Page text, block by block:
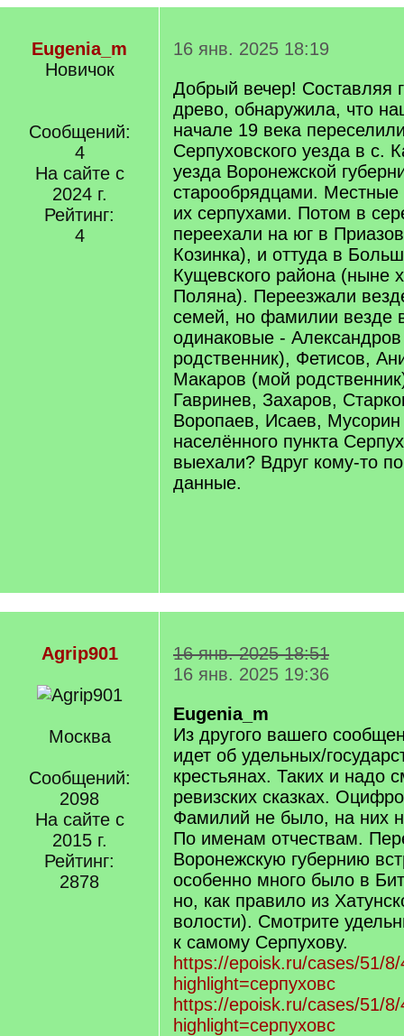
Eugenia_m
Новичок
Сообщений:
4
На сайте с
2024 г.
Рейтинг:
4
16 янв. 2025 18:19
Добрый вечер! Составляя
древо, обнаружила, что
начале 19 века
Серпуховского уезда в с.
уезда Воронежской
старообрядцами.
их серпухами. Потом в
переехали на юг в
Козинка), и оттуда в
Кущевского района (ныне
Поляна). Переезжали
семей, но фамилии везде
одинаковые -
родственник), Фетисов,
Макаров (мой
Гавринев, Захаров,
Воропаев, Исаев, Мусорин
населённого пункта
выехали? Вдруг кому-то
данные.
Agrip901
Москва
Сообщений:
2098
На сайте с
2015 г.
Рейтинг:
2878
16 янв. 2025 18:51
16 янв. 2025 19:36
Eugenia_m
Из другого вашего
идет об удельных/
крестьянах. Таких и надо
ревизских сказках.
Фамилий не было, на них
По именам отчествам.
Воронежскую губернию
особенно много было в
но, как правило из
волости). Смотрите
к самому Серпухову.
https://epoisk.ru/cases/51/
highlight=серпуховс
https://epoisk.ru/cases/51/
highlight=серпуховс